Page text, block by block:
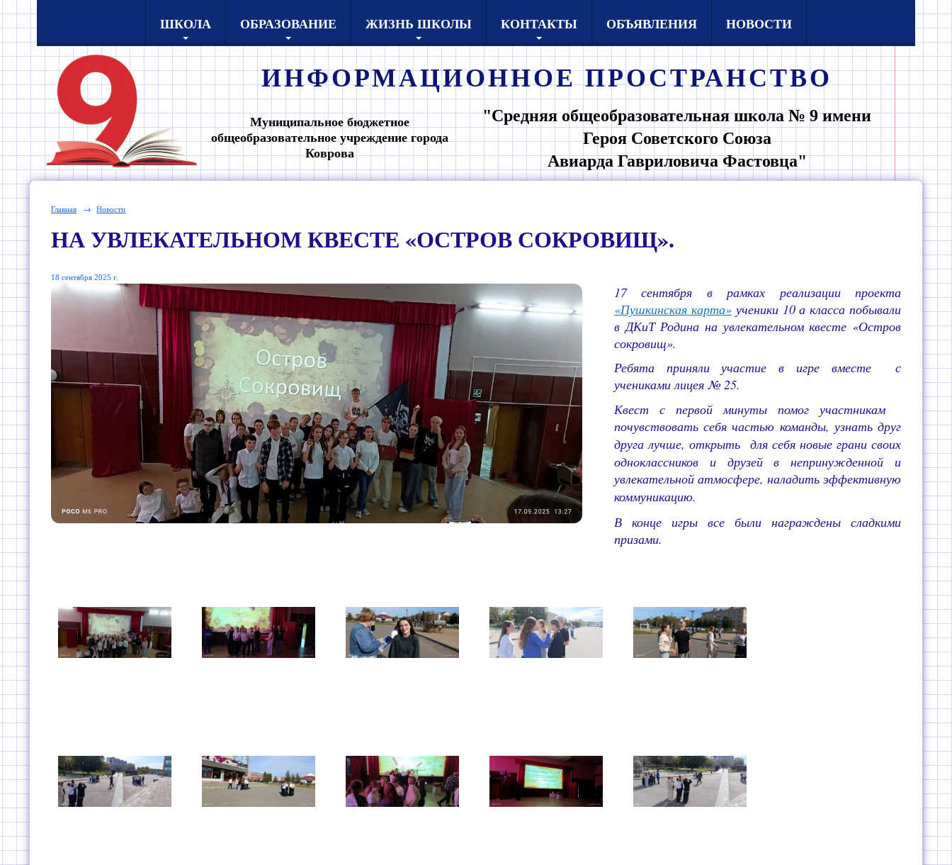
ШКОЛА ОБРАЗОВАНИЕ ЖИЗНЬ ШКОЛЫ КОНТАКТЫ ОБЪЯВЛЕНИЯ НОВОСТИ
ИНФОРМАЦИОННОЕ ПРОСТРАНСТВО
Муниципальное бюджетное
общеобразовательное учреждение города
Коврова
"Средняя общеобразовательная школа № 9 имени
Героя Советского Союза
Авиарда Гавриловича Фастовца"
Главная → Новости
НА УВЛЕКАТЕЛЬНОМ КВЕСТЕ «ОСТРОВ СОКРОВИЩ».
18 сентября 2025 г.
17 сентября в рамках реализации проекта
«Пушкинская карта»ученики 10 а класса побывали
в ДКиТ Родина на увлекательном квесте «Остров
сокровищ».
Ребята приняли участие в игре вместе с
учениками лицея № 25.
Квест с первой минуты помог участникам
почувствовать себя частью команды, узнать друг
друга лучше,открыть для себя новые грани своих
одноклассников и друзей в непринужденной и
увлекательной атмосфере, наладить эффективную
коммуникацию.
В конце игры все были награждены сладкими
призами.